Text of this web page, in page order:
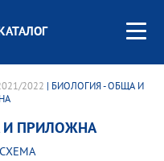
2022 | БИОЛОГИЯ - ОБЩА И
И ПРИЛОЖНА